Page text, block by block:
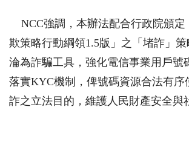
NCC強調，本辦法配合行政院頒定
欺策略行動綱領1.5版」之「堵詐」
淪為詐騙工具，強化電信事業用戶號
落實KYC機制，俾號碼資源合法有序
詐之立法目的，維護人民財產安全與